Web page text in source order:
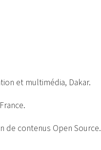
et multimédia, Dakar.
de contenus Open Source.